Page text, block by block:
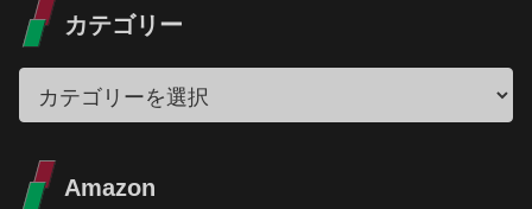
カテゴリー
Amazon